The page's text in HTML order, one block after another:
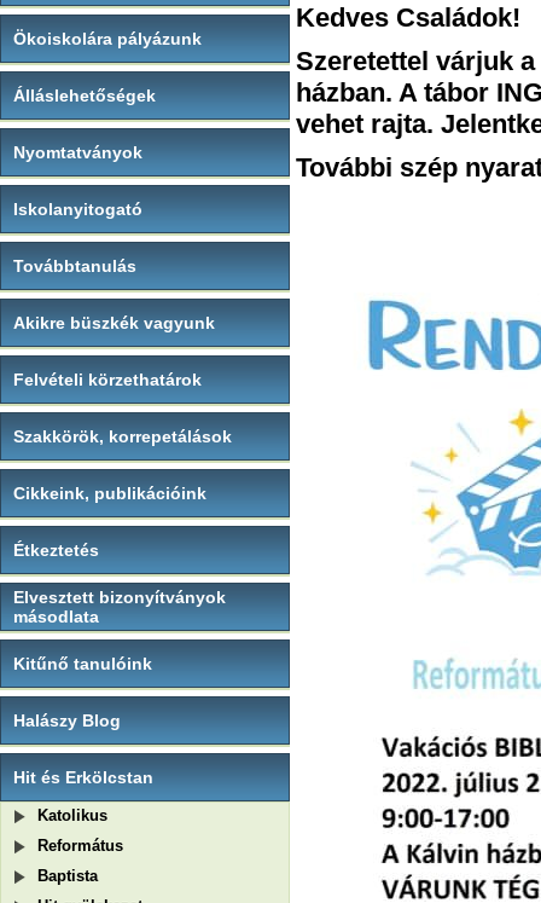
Ökoiskolára pályázunk
Álláslehetőségek
Nyomtatványok
Iskolanyitogató
Továbbtanulás
Akikre büszkék vagyunk
Felvételi körzethatárok
Szakkörök, korrepetálások
Cikkeink, publikációink
Étkeztetés
Elvesztett bizonyítványok
másodlata
Kitűnő tanulóink
Halászy Blog
Hit és Erkölcstan
Katolikus
Református
Baptista
Kedves Családok!
Szeretettel várjuk
házban. A tábor
vehet rajta.
További szép